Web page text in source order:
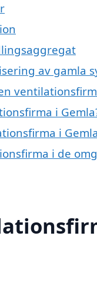
av gamla
i
i
i de